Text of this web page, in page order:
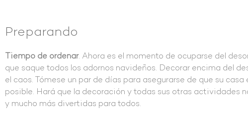
Preparando
Tiempo de ordenar. Ahora es el momento de ocuparse del
que saque todos los adornos navideños. Decorar encima del
el caos. Tómese un par de días para asegurarse de que su
posible. Hará que la decoración y todas sus otras actividades
y mucho más divertidas para todos.